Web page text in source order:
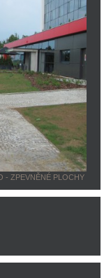
- ZPEVNĚNÉ PLOCHY